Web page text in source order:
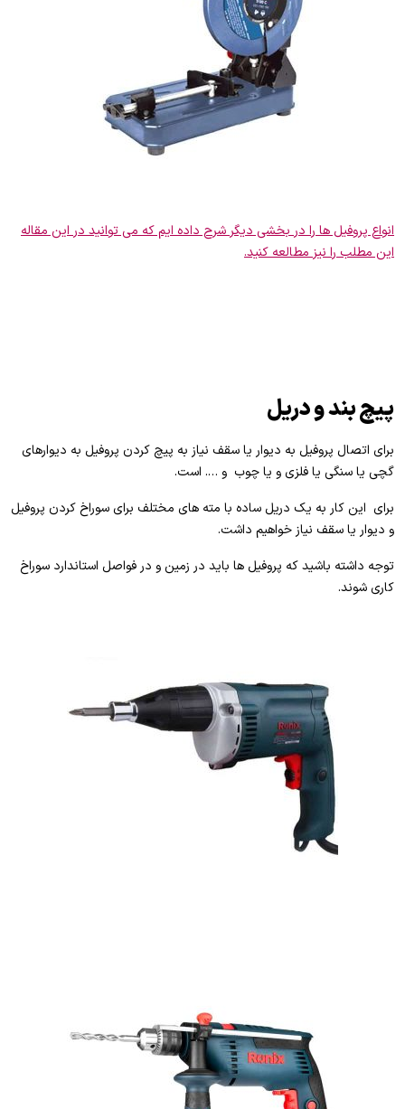
انواع پروفیل ها را در بخشی دیگر شرح داده ایم که می توانید در این مقاله
این مطلب را نیز مطالعه کنید.
پیچ بند و دریل
برای اتصال پروفیل به دیوار یا سقف نیاز به پیچ کردن پروفیل به دیوارهای
گچی یا سنگی یا فلزی و یا چوب و …. است.
برای این کار به یک دریل ساده با مته های مختلف برای سوراخ کردن پروفیل
و دیوار یا سقف نیاز خواهیم داشت.
توجه داشته باشید که پروفیل ها باید در زمین و در فواصل استاندارد سوراخ
کاری شوند.